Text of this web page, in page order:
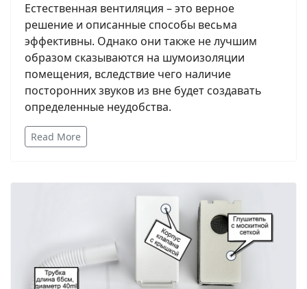
Естественная вентиляция – это верное
решение и описанные способы весьма
эффективны. Однако они также не лучшим
образом сказываются на шумоизоляции
помещения, вследствие чего наличие
посторонних звуков из вне будет создавать
определенные неудобства.
Read More